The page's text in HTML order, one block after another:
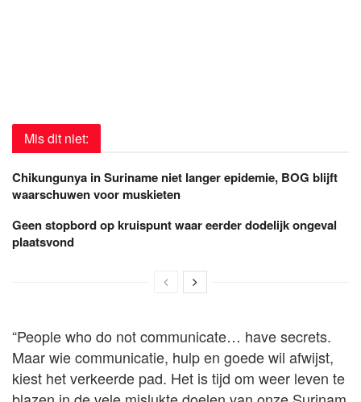
Mis dit niet:
Chikungunya in Suriname niet langer epidemie, BOG blijft
waarschuwen voor muskieten
Geen stopbord op kruispunt waar eerder dodelijk ongeval
plaatsvond
“People who do not communicate… have secrets.
Maar wie communicatie, hulp en goede wil afwijst,
kiest het verkeerde pad. Het is tijd om weer leven te